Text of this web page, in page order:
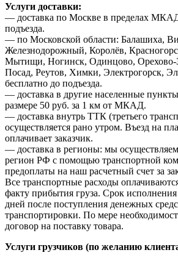
Услуги доставки:
— доставка по Москве в пределах
подъезда.
— по Московской области: Балашиха,
Железнодорожный, Королёв,
Мытищи, Ногинск, Одинцово, Орехово-
Посад, Реутов, Химки, Электрогорск,
бесплатно до подъезда.
— доставка в другие населенные пункты
размере 50 руб. за 1 км от МКАД.
— доставка внутрь ТТК (третьего
осуществляется рано утром. Въезд на
оплачивает заказчик.
— доставка в регионы: мы
регион РФ с помощью транспортной
предоплаты на наш расчетный счет за
Все транспортные расходы
факту прибытия груза. Срок исполнения
дней после поступления денежных
транспортировки. По мере
договор на поставку товара.
Услуги грузчиков (по желанию